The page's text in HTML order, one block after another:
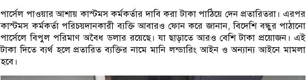
পার্সেল পাওয়ার আশায় কাস্টমস কর্মকর্তার দাবি করা টাকা পাঠিয়ে দেন প্রতারিতরা। এরপর
কাস্টমস কর্মকর্তা পরিচয়দানকারী ব্যক্তি আবারও ফোন করে জানান, বিদেশি বন্ধুর পাঠানো
পার্সেলে বিপুল পরিমাণ অবৈধ ডলার রয়েছে। যা ছাড়াতে আরও বেশি টাকা প্রয়োজন। এই
টাকা দিতে ব্যর্থ হলে প্রতারিত ব্যক্তির নামে মানি লন্ডারিং আইন ও অন্যান্য আইনে মামলা
হবে।